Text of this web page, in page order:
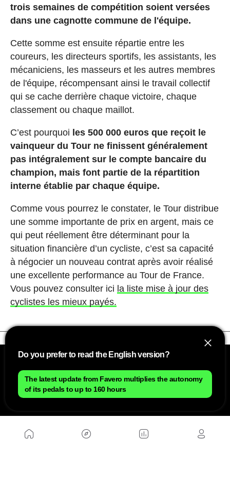
trois semaines de compétition soient versées
dans une cagnotte commune de l'équipe.
Cette somme est ensuite répartie entre les
coureurs, les directeurs sportifs, les assistants, les
mécaniciens, les masseurs et les autres membres
de l'équipe, récompensant ainsi le travail collectif
qui se cache derrière chaque victoire, chaque
classement ou chaque maillot.
C’est pourquoi les 500 000 euros que reçoit le
vainqueur du Tour ne finissent généralement
pas intégralement sur le compte bancaire du
champion, mais font partie de la répartition
interne établie par chaque équipe.
Comme vous pourrez le constater, le Tour distribue
une somme importante de prix en argent, mais ce
qui peut réellement être déterminant pour la
situation financière d’un cycliste, c’est sa capacité
à négocier un nouveau contrat après avoir réalisé
une excellente performance au Tour de France.
Vous pouvez consulter ici la liste mise à jour des
cyclistes les mieux payés.
Do you prefer to read the English version?
The latest update from Favero multiplies the autonomy
of its pedals to up to 160 hours